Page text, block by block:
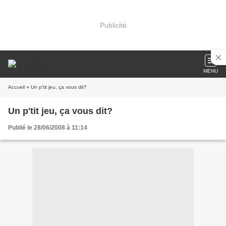
Publicité
MENU
Accueil » Un p'tit jeu, ça vous dit?
Un p'tit jeu, ça vous dit?
Publié le 28/06/2008 à 11:14